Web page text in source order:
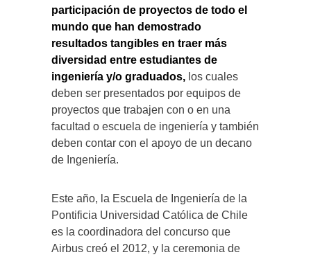
participación de proyectos de todo el
mundo que han demostrado
resultados tangibles en traer más
diversidad entre estudiantes de
ingeniería y/o graduados, los cuales
deben ser presentados por equipos de
proyectos que trabajen con o en una
facultad o escuela de ingeniería y también
deben contar con el apoyo de un decano
de Ingeniería.
Este año, la Escuela de Ingeniería de la
Pontificia Universidad Católica de Chile
es la coordinadora del concurso que
Airbus creó el 2012, y la ceremonia de